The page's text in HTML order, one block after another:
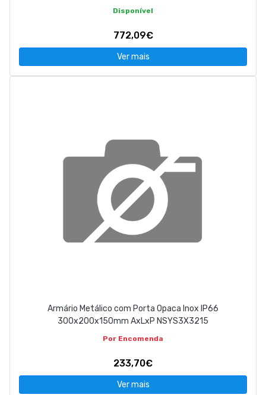
Disponível
772,09€
Ver mais
Armário Metálico com Porta Opaca Inox IP66
300x200x150mm AxLxP NSYS3X3215
Por Encomenda
233,70€
Ver mais